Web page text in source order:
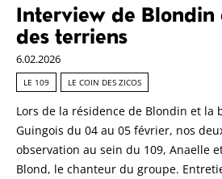
Interview de Blondin
des terriens
6.02.2026
LE 109 LE COIN DES ZICOS
Lors de la résidence de Blondin et la
Guingois du 04 au 05 février, nos
observation au sein du 109, Anaelle
Blond, le chanteur du groupe.